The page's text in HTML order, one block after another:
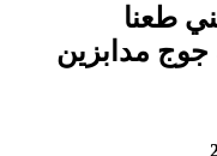
طعنا
مدابزين